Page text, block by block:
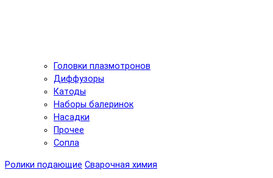
Головки плазмотронов
Диффузоры
Катоды
Наборы балеринок
Насадки
Прочее
Сопла
Ролики подающие Сварочная химия